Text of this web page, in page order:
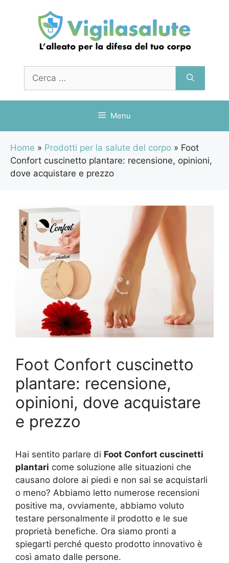
contenuto
per:
Menu
Home » Prodotti per la salute del corpo » Foot
Confort cuscinetto plantare: recensione, opinioni,
dove acquistare e prezzo
Foot Confort cuscinetto
plantare: recensione,
opinioni, dove acquistare
e prezzo
Hai sentito parlare di Foot Confort cuscinetti
plantari come soluzione alle situazioni che
causano dolore ai piedi e non sai se acquistarli
o meno? Abbiamo letto numerose recensioni
positive ma, ovviamente, abbiamo voluto
testare personalmente il prodotto e le sue
proprietà benefiche. Ora siamo pronti a
spiegarti perché questo prodotto innovativo è
così amato dalle persone.